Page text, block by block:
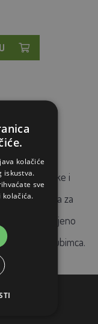
hrčke i
sredstava za
Livadsko sijeno
za vašeg ljubimca.
kolačiće
iskustva.
sve
kolačića.